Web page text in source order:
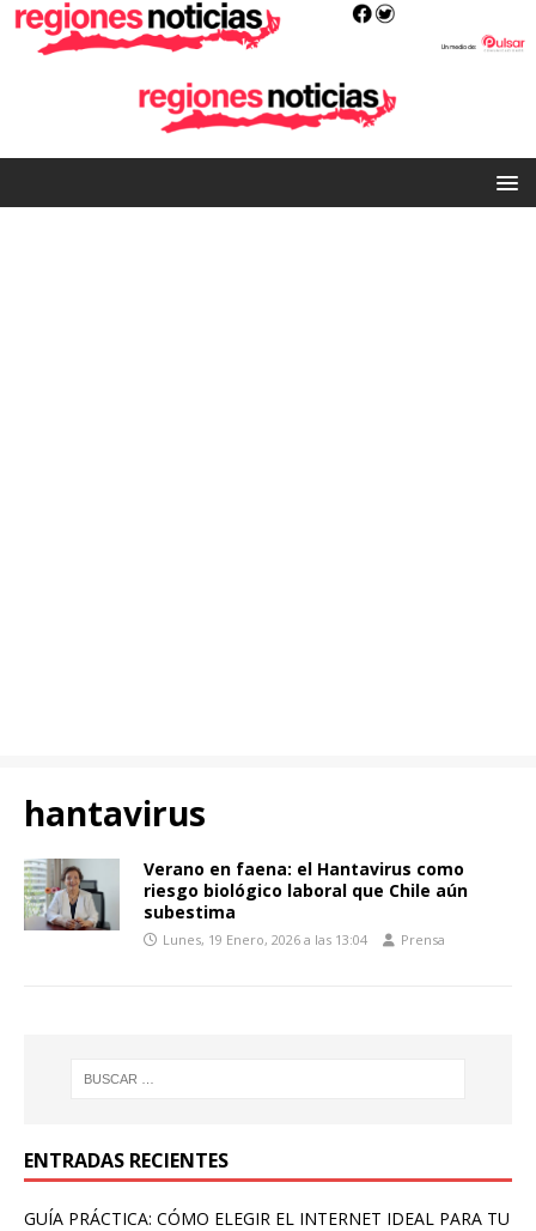
hantavirus
Verano en faena: el Hantavirus como
riesgo biológico laboral que Chile aún
subestima
Lunes, 19 Enero, 2026 a las 13:04 Prensa
ENTRADAS RECIENTES
GUÍA PRÁCTICA: CÓMO ELEGIR EL INTERNET IDEAL PARA TU